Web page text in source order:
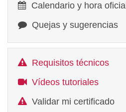
Calendario y hora oficial
Quejas y sugerencias
Requisitos técnicos
Vídeos tutoriales
Validar mi certificado